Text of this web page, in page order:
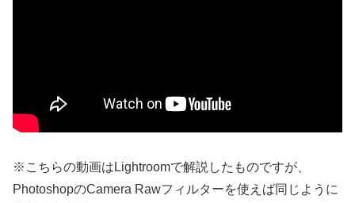
※こちらの動画はLightroomで解説したものですが、
PhotoshopのCamera Rawフィルターを使えば同じように